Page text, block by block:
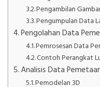
Pengambilan
Pengumpulan Data
Pengolahan Data
Pemrosesan Data
Contoh Perangkat
Analisis Data
Pemodelan 3D